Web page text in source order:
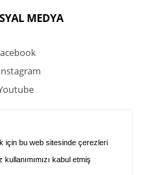
için bu web sitesinde çerezleri
kabul etmiş
MEDYA